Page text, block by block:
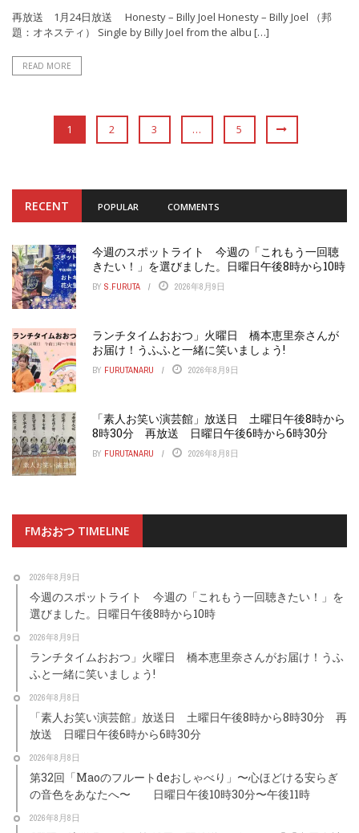
再放送 1月24日放送 Honesty – Billy Joel Honesty – Billy Joel （邦
題：オネスティ） Single by Billy Joel from the albu […]
READ MORE
1 2 3 … 5
RECENT POPULAR COMMENTS
今週のスポットライト 今週の「これもう一回聴
きたい！」を選びました。日曜日午後8時から10時
BY S.FURUTA 2026年8月9日
ランチタイムおおつ」火曜日 橋本恵里奈さんが
お届け！うふふと一緒に笑いましょう!
BY FURUTANARU 2026年8月9日
「素人お笑い演芸館」放送日 土曜日午後8時から
8時30分 再放送 日曜日午後6時から6時30分
BY FURUTANARU 2026年8月8日
FMおおつ TIMELINE
2026年8月9日
今週のスポットライト 今週の「これもう一回聴きたい！」を
選びました。日曜日午後8時から10時
2026年8月9日
ランチタイムおおつ」火曜日 橋本恵里奈さんがお届け！うふ
ふと一緒に笑いましょう!
2026年8月8日
「素人お笑い演芸館」放送日 土曜日午後8時から8時30分 再
放送 日曜日午後6時から6時30分
2026年8月8日
第32回「Maoのフルートdeおしゃべり」〜心ほどける安らぎ
の音色をあなたへ〜 日曜日午後10時30分〜午後11時
2026年8月8日